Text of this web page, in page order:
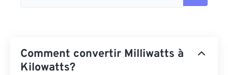
Comment convertir Milliwatts à
Kilowatts?